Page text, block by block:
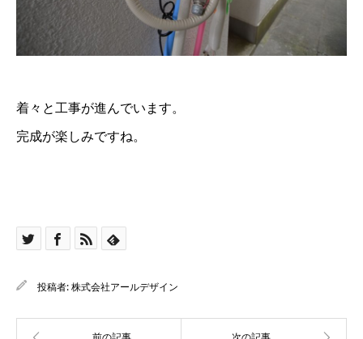
着々と工事が進んでいます。
完成が楽しみですね。
投稿者:株式会社アールデザイン